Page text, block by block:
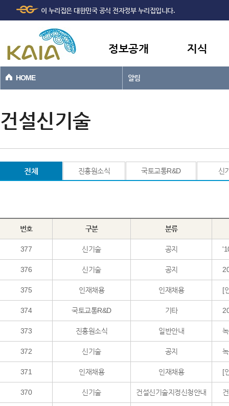
본문바로가기
이 누리집은 대한민국 공식 전자정부 누리집입니다.
정보공개 지식
HOME 알림
건설신기술
전체 진흥원소식 국토교통R&D 신
번호 구분 분류
377 신기술 공지
376 신기술 공지
375 인재채용 인재채용 [
374 국토교통R&D 기타
373 진흥원소식 일반안내
372 신기술 공지
371 인재채용 인재채용 [
370 신기술 건설신기술지정신청안내